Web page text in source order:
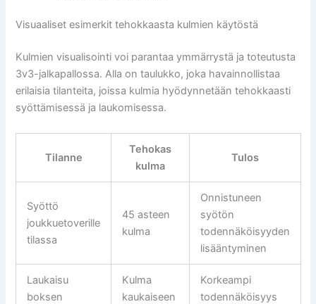
Visuaaliset esimerkit tehokkaasta kulmien käytöstä
Kulmien visualisointi voi parantaa ymmärrystä ja toteutusta
3v3-jalkapallossa. Alla on taulukko, joka havainnollistaa
erilaisia tilanteita, joissa kulmia hyödynnetään tehokkaasti
syöttämisessä ja laukomisessa.
Tilanne
Tehokas
kulma
Tulos
Syöttö
joukkuetoverille
tilassa
45 asteen
kulma
Onnistuneen
syötön
todennäköisyyden
lisääntyminen
Laukaisu
boksen
Kulma
kaukaiseen
Korkeampi
todennäköisyys